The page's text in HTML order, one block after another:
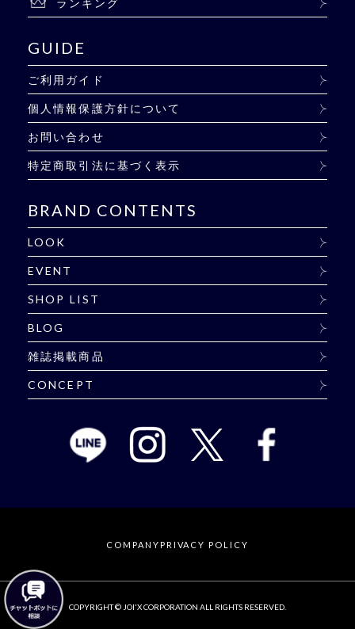
ランキング
GUIDE
ご利用ガイド
個人情報保護方針について
お問い合わせ
特定商取引法に基づく表示
BRAND CONTENTS
LOOK
EVENT
SHOP LIST
BLOG
雑誌掲載商品
CONCEPT
COMPANYPRIVACY POLICY
COPYRIGHT © JOI'X CORPORATION ALL RIGHTS RESERVED.